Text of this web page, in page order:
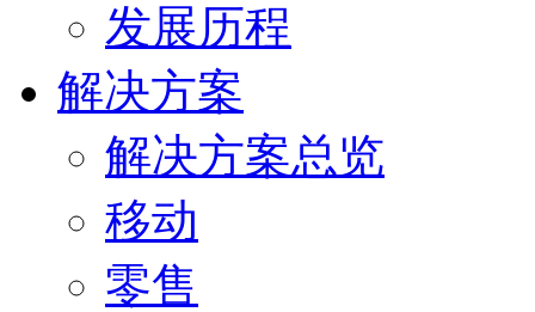
发展历程
解决方案
解决方案总览
移动
零售